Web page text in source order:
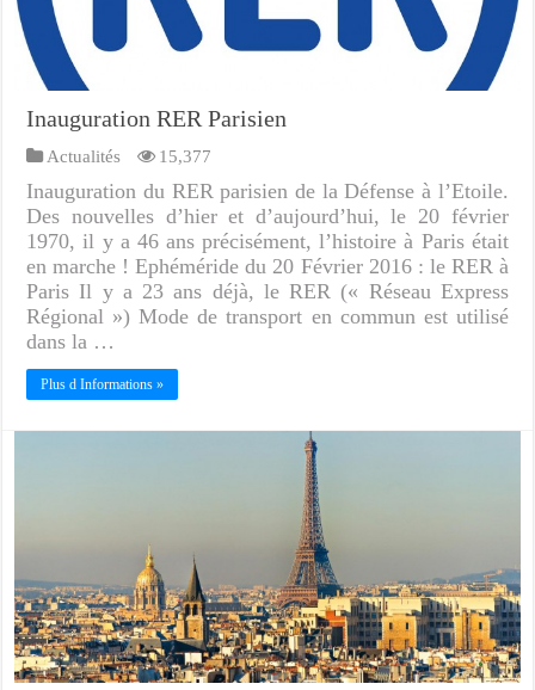
Inauguration RER Parisien
Actualités 15,377
Inauguration du RER parisien de la Défense à l’Etoile.
Des nouvelles d’hier et d’aujourd’hui, le 20 février
1970, il y a 46 ans précisément, l’histoire à Paris était
en marche ! Ephéméride du 20 Février 2016 : le RER à
Paris Il y a 23 ans déjà, le RER (« Réseau Express
Régional ») Mode de transport en commun est utilisé
dans la …
Plus d Informations »